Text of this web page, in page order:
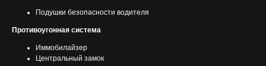
Подушки безопасности водителя
Противоугонная система
Иммобилайзер
Центральный замок